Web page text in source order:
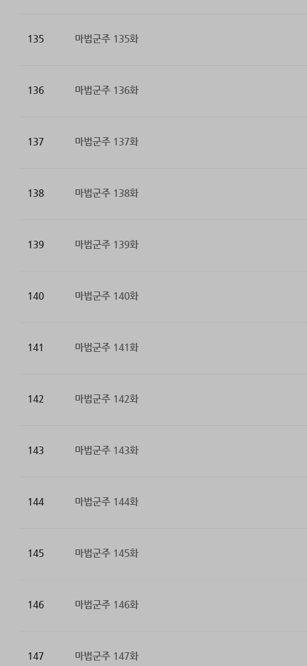
135 마법군주 135화
136 마법군주 136화
137 마법군주 137화
138 마법군주 138화
139 마법군주 139화
140 마법군주 140화
141 마법군주 141화
142 마법군주 142화
143 마법군주 143화
144 마법군주 144화
145 마법군주 145화
146 마법군주 146화
147 마법군주 147화